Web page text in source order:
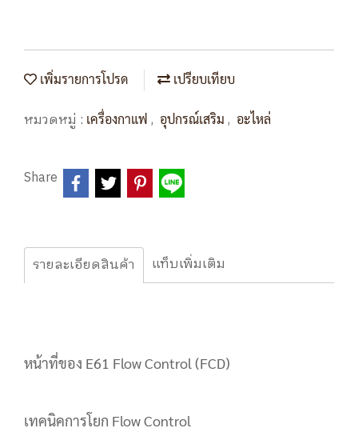
เพิ่มรายการโปรด เปรียบเทียบ
หมวดหมู่ : เครื่องกาแฟ , อุปกรณ์เสริม , อะไหล่
Share
รายละเอียดสินค้า แท็บเพิ่มเติม
หน้าที่ของ E61 Flow Control (FCD)
เทคนิคการโยก Flow Control